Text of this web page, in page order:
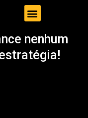
nenhum